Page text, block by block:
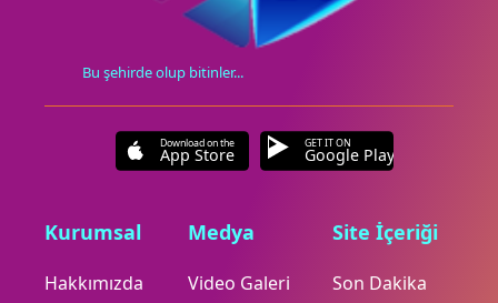
Bu şehirde olup bitinler...
Download on the
App Store
GET IT ON
Google Play
Kurumsal
Hakkımızda
Medya
Video Galeri
Site İçeriği
Son Dakika